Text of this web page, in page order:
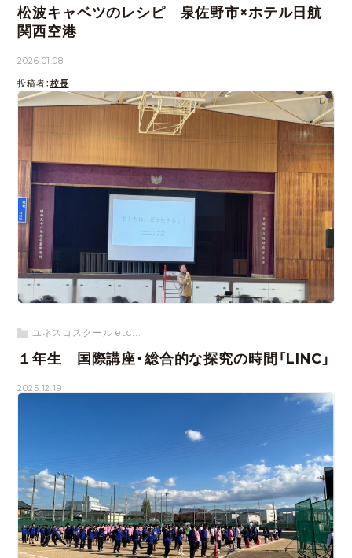
松波キャベツのレシピ 泉佐野市×ホテル日航
関西空港
2026.01.08
投稿者： 校長
ユネスコスクール etc...
１年生 国際講座・総合的な探究の時間「LINC」
2025.12.19